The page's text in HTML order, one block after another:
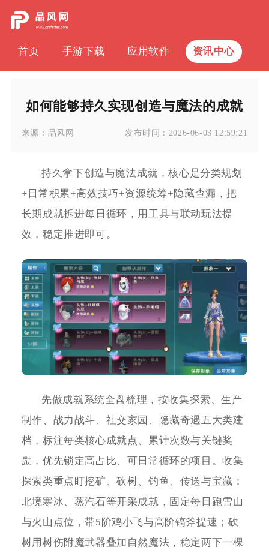
首页 手游下载 应用软件 资讯中心
如何能够持久实现创造与魔法的成就
来源： 品风网 发布时间： 2026-06-03 12:59:21
持久拿下创造与魔法成就，核心是分类规划
+日常积累+高效技巧+资源统筹+隐藏查漏，把
长期成就拆进每日循环，用工具与联动玩法提
效，稳定推进即可。
先做成就系统全盘梳理，按收集探索、生产
制作、战力战斗、社交家园、隐藏奇遇五大类建
档，标注每类核心成就点、累计次数与关键奖
励，优先锁定高占比、可日常循环的项目。收集
探索类重点盯挖矿、砍树、钓鱼、传送与宝藏：
北境寒冰、蒸汽石等开采成就，固定每日跑雪山
与火山点位，带5阶鸡小飞与高阶镐斧提速；砍
树用树伤附魔武器叠加自然魔法，稳定两下一棵